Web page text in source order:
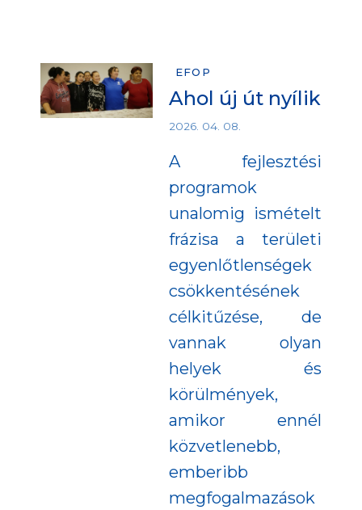
EFOP
Ahol új út nyílik
2026. 04. 08.
A fejlesztési
programok
unalomig ismételt
frázisa a területi
egyenlőtlenségek
csökkentésének
célkitűzése, de
vannak olyan
helyek és
körülmények,
amikor ennél
közvetlenebb,
emberibb
megfogalmazások